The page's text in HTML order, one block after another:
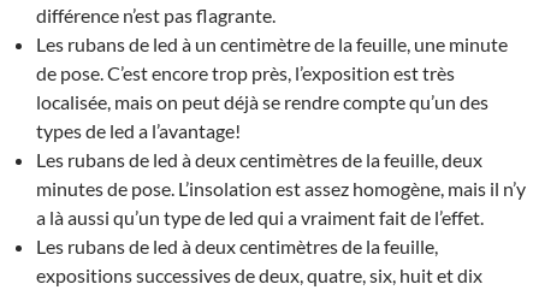
différence n’est pas flagrante.
Les rubans de led à un centimètre de la feuille, une minute
de pose. C’est encore trop près, l’exposition est très
localisée, mais on peut déjà se rendre compte qu’un des
types de led a l’avantage!
Les rubans de led à deux centimètres de la feuille, deux
minutes de pose. L’insolation est assez homogène, mais il n’y
a là aussi qu’un type de led qui a vraiment fait de l’effet.
Les rubans de led à deux centimètres de la feuille,
expositions successives de deux, quatre, six, huit et dix